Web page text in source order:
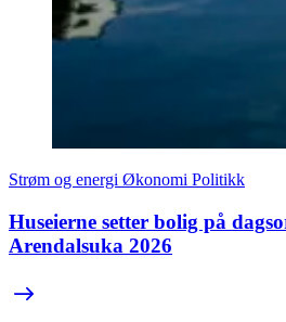
Strøm og energi Økonomi Politikk
Huseierne setter bolig på
Arendalsuka 2026